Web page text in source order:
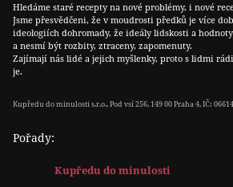
Hledáme staré recepty na nové problémy, i nové
Jsme přesvědčeni, že v moudrosti předků je více
ideologiích dohromady, že ideály lidskosti a
a nesmí být rozbity, ztraceny, zapomenuty.
Zajímají nás lidé a jejich myšlenky, proto s lidmi
je.
Kupředu do minulosti s.r.o., Pod vsí 256, 149 00 Praha 4, IČ:
Pořady:
Kupředu do minulosti